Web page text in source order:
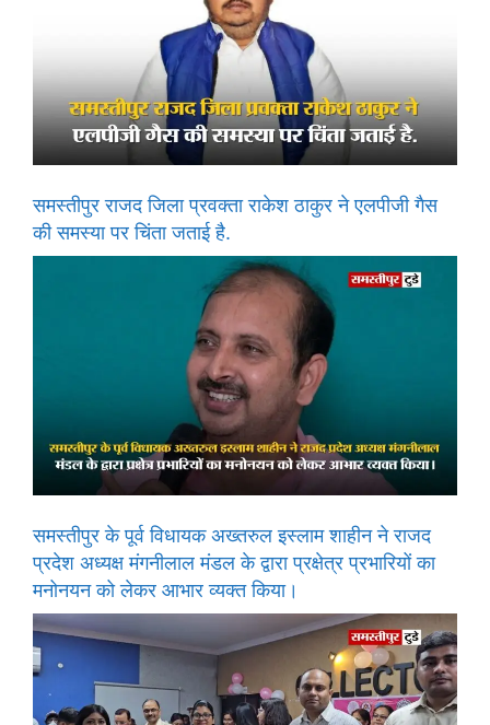
समस्तीपुर राजद जिला प्रवक्ता राकेश ठाकुर ने एलपीजी गैस
की समस्या पर चिंता जताई है.
समस्तीपुर के पूर्व विधायक अख्तरुल इस्लाम शाहीन ने राजद
प्रदेश अध्यक्ष मंगनीलाल मंडल के द्वारा प्रक्षेत्र प्रभारियों का
मनोनयन को लेकर आभार व्यक्त किया।